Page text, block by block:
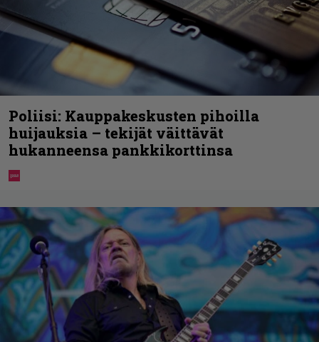
Poliisi: Kauppakeskusten pihoilla
huijauksia – tekijät väittävät
hukanneensa pankkikorttinsa